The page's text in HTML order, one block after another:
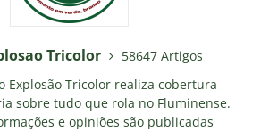
Tricolor
58647 Artigos
Explosão Tricolor realiza cobertura
sobre tudo que rola no Fluminense.
e opiniões são publicadas